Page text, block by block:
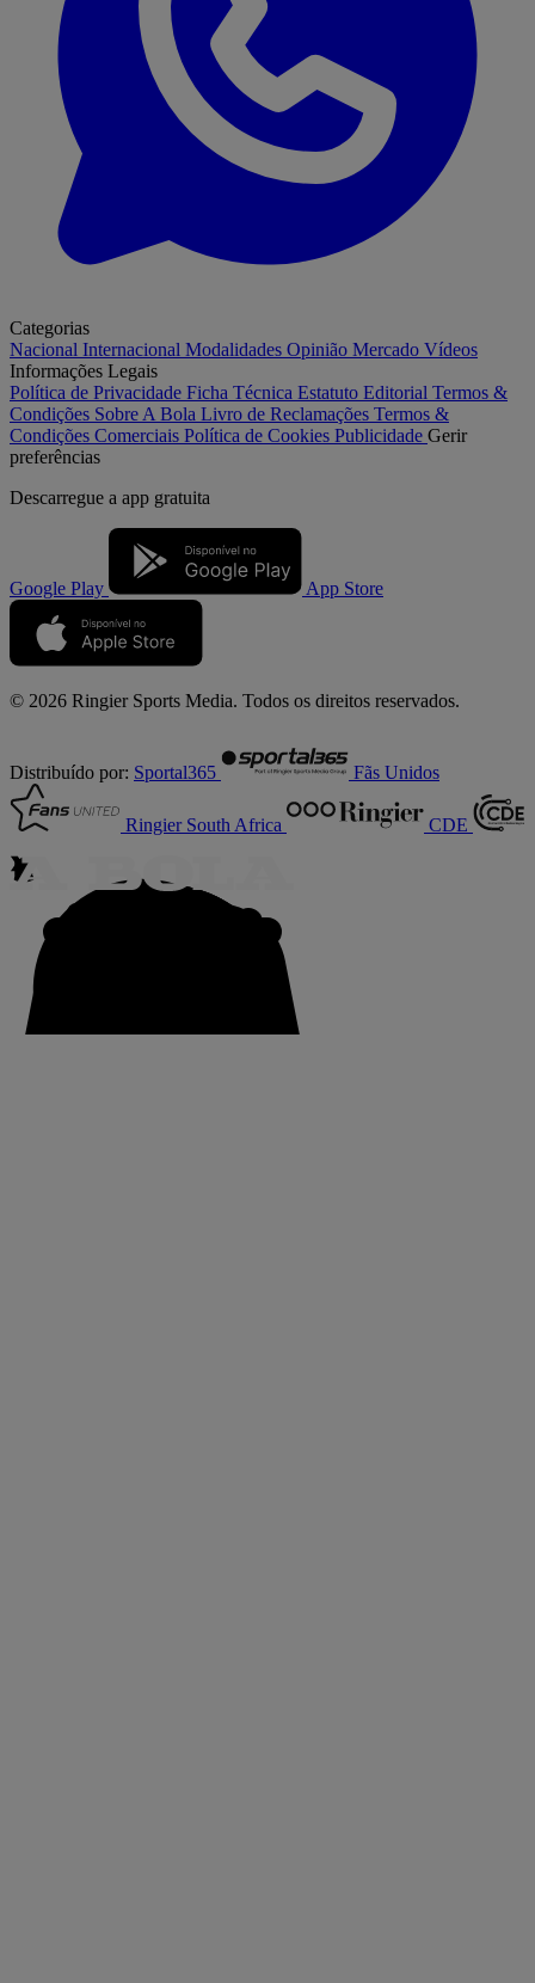
Categorias
Nacional Internacional Modalidades Opinião Mercado Vídeos
Informações Legais
Política de Privacidade Ficha Técnica Estatuto Editorial Termos &
Condições Sobre A Bola Livro de Reclamações Termos &
Condições Comerciais Política de Cookies Publicidade Gerir
preferências
Descarregue a app gratuita
Google Play App Store
© 2026 Ringier Sports Media. Todos os direitos reservados.
Distribuído por: Sportal365 Fãs Unidos
Ringier South Africa CDE